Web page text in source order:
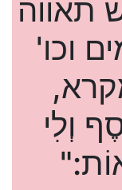
תאווה
וכו'
וְלִי